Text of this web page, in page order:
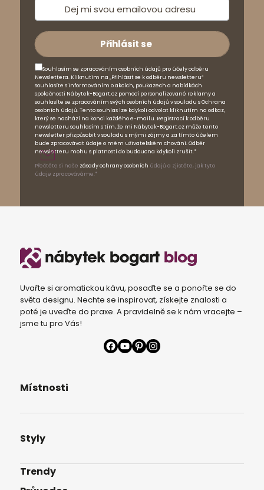
Souhlasím se zpracováním osobních údajů pro účely odběru
Newslettera. Kliknutím na „Přihlásit se k odběru newsletteru“
souhlasíte s informováním o akcích, poukazech a nabídkách
společnosti Nábytek-Bogart.cz pomocí personalizované reklamy a
souhlasíte se zpracováním svých osobních údajů v souladu s Ochrana
osobních údajů. Tento souhlas lze kdykoli odvolat kliknutím na odkaz,
který se nachází na konci každého e-mailu. Registrací k odběru
newsletteru souhlasím s tím, že mi Nábytek-Bogart.cz může tento
newsletter přizpůsobit v souladu s mými zájmy a za tímto účelem
bude zpracovávat údaje o mém uživatelském chování. Odběr
newsletteru mohu s platností do budoucna kdykoli zrušit.*
Přečtěte si naše zásady ochrany osobních údajů a zjistěte, jak tyto
údaje zpracováváme.*
Uvařte si aromatickou kávu, posaďte se a ponořte se do
světa designu. Nechte se inspirovat, získejte znalosti a
poté je uveďte do praxe. A pravidelně se k nám vracejte –
jsme tu pro Vás!
Facebook
YouTube
Pinterest
Instagram
Místnosti
Styly
Trendy